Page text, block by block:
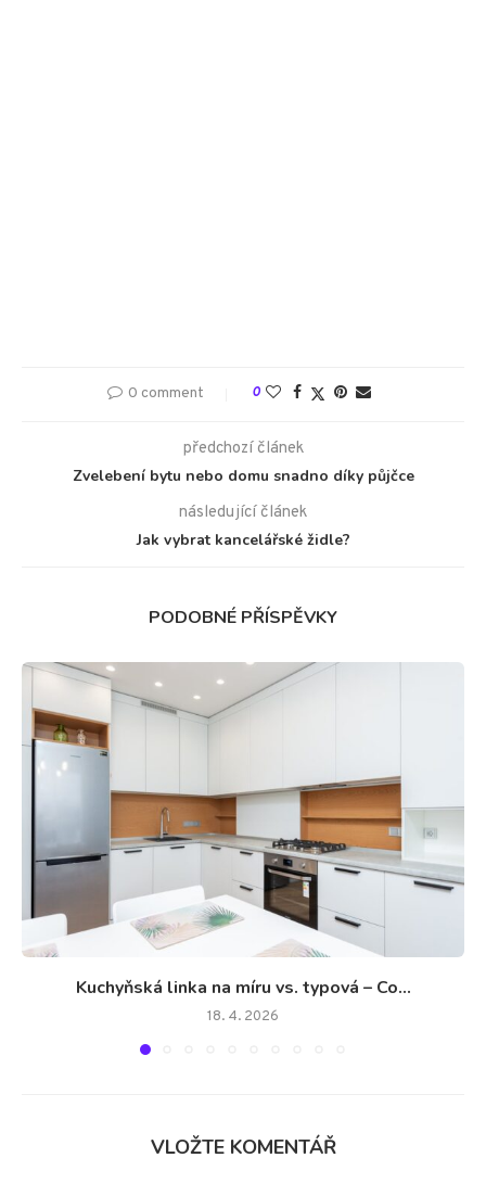
0 comment 0
předchozí článek
Zvelebení bytu nebo domu snadno díky půjčce
následující článek
Jak vybrat kancelářské židle?
PODOBNÉ PŘÍSPĚVKY
Kuchyňská linka na míru vs. typová – Co...
18. 4. 2026
VLOŽTE KOMENTÁŘ